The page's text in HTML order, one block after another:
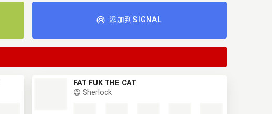
添加到SIGNAL
FAT FUK THE CAT
Sherlock